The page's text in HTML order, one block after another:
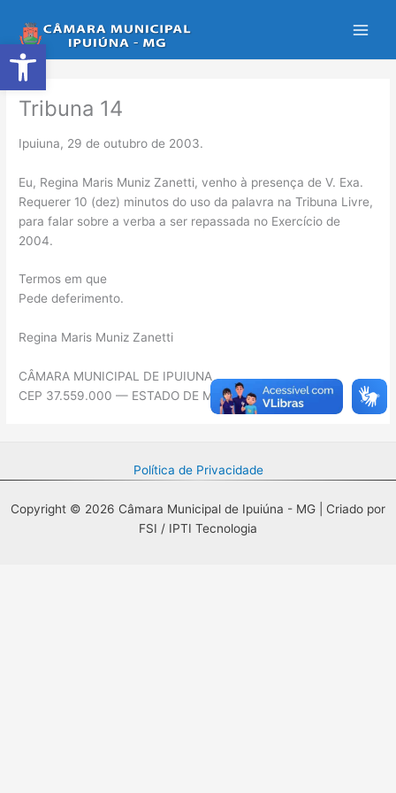
Abrir a barra de ferramentas
para
o
conteúdo
Tribuna 14
Ipuiuna, 29 de outubro de 2003.
Eu, Regina Maris Muniz Zanetti, venho à presença de V. Exa.
Requerer 10 (dez) minutos do uso da palavra na Tribuna Livre,
para falar sobre a verba a ser repassada no Exercício de
2004.
Termos em que
Pede deferimento.
Regina Maris Muniz Zanetti
CÂMARA MUNICIPAL DE IPUIUNA
CEP 37.559.000 — ESTADO DE MINAS GERAIS
Política de Privacidade
Copyright © 2026 Câmara Municipal de Ipuiúna - MG | Criado por
FSI / IPTI Tecnologia